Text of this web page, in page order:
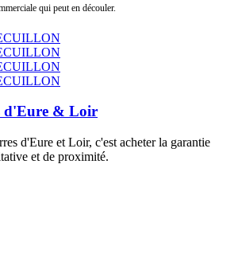
qui peut en découler.
d'Eure & Loir
d'Eure et Loir, c'est acheter la garantie
et de proximité.